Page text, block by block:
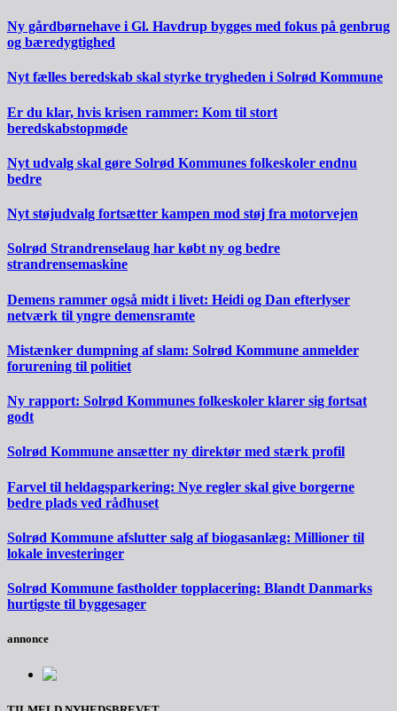
Ny gårdbørnehave i Gl. Havdrup bygges med fokus på genbrug
og bæredygtighed
Nyt fælles beredskab skal styrke trygheden i Solrød Kommune
Er du klar, hvis krisen rammer: Kom til stort
beredskabstopmøde
Nyt udvalg skal gøre Solrød Kommunes folkeskoler endnu
bedre
Nyt støjudvalg fortsætter kampen mod støj fra motorvejen
Solrød Strandrenselaug har købt ny og bedre
strandrensemaskine
Demens rammer også midt i livet: Heidi og Dan efterlyser
netværk til yngre demensramte
Mistænker dumpning af slam: Solrød Kommune anmelder
forurening til politiet
Ny rapport: Solrød Kommunes folkeskoler klarer sig fortsat
godt
Solrød Kommune ansætter ny direktør med stærk profil
Farvel til heldagsparkering: Nye regler skal give borgerne
bedre plads ved rådhuset
Solrød Kommune afslutter salg af biogasanlæg: Millioner til
lokale investeringer
Solrød Kommune fastholder topplacering: Blandt Danmarks
hurtigste til byggesager
annonce